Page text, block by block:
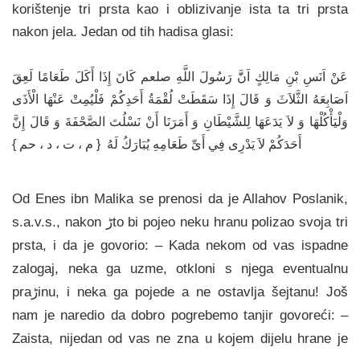
korištenje tri prsta kao i oblizivanje ista ta tri prsta
nakon jela. Jedan od tih hadisa glasi:
عَنْ اَنَسِ بْنِ مَالِكٍ اَنََّ رَسُولَ اللَّهِ صلعم كَانَ إِذَا أَكَلَ طَعَامًا لَعِقَ
اَصَابِعَهُ الثَّلاَثَ وَ قَالَ إِذَا سَقَطَتْ لُقْمَةُ أَحَدِكُمْ فَلْيُمِتْ عَنْهَا الْأَذَى
وَلْيَأْكُلْهَا وَ لاَ يَدَعَهَا لِلشَّيْطَانِ وَ أَمَرَنَا أَنْ نَسْلُتَ الصَّحْفَةَ وَ قَالَ إِنَّ
أَحَدَكُمْ لاَ يَدْرِى فِي أَىِّ طَعَامِهِ يُبَارَكُ لَهُ { م ، ت ، د ، حم }
Od Enes ibn Malika se prenosi da je Allahov Poslanik,
s.a.v.s., nakon ڑto bi pojeo neku hranu polizao svoja tri
prsta, i da je govorio: – Kada nekom od vas ispadne
zalogaj, neka ga uzme, otkloni s njega eventualnu
praڑinu, i neka ga pojede a ne ostavlja šejtanu! Još
nam je naredio da dobro pogrebemo tanjir govoreći: –
Zaista, nijedan od vas ne zna u kojem dijelu hrane je